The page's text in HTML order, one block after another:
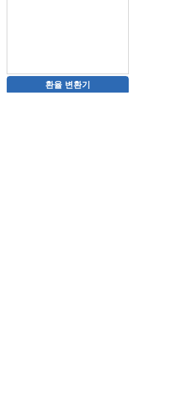
환율 변환기